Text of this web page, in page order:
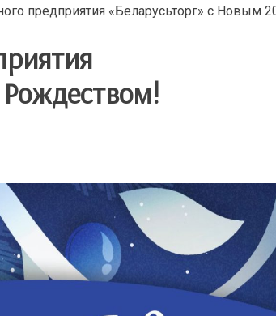
предприятия «Беларусьторг» с Новым